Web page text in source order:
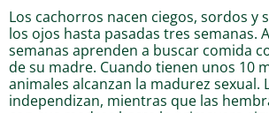
Los cachorros nacen ciegos, sordos y
los ojos hasta pasadas tres semanas.
semanas aprenden a buscar comida
de su madre. Cuando tienen unos 10
animales alcanzan la madurez sexual.
independizan, mientras que las